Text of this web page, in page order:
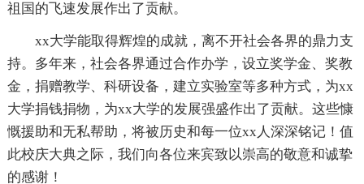
祖国的飞速发展作出了贡献。
xx大学能取得辉煌的成就，离不开社会各界的鼎力支
持。多年来，社会各界通过合作办学，设立奖学金、奖教
金，捐赠教学、科研设备，建立实验室等多种方式，为xx
大学捐钱捐物，为xx大学的发展强盛作出了贡献。这些慷
慨援助和无私帮助，将被历史和每一位xx人深深铭记！值
此校庆大典之际，我们向各位来宾致以崇高的敬意和诚挚
的感谢！